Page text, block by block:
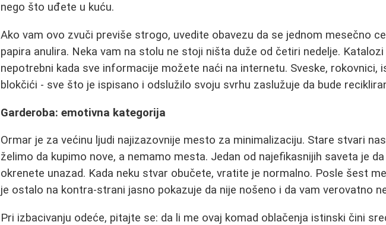
nego što uđete u kuću.
Ako vam ovo zvuči previše strogo, uvedite obavezu da se jednom mesečno
papira anulira. Neka vam na stolu ne stoji ništa duže od četiri nedelje.
nepotrebni kada sve informacije možete naći na internetu. Sveske, rokovnici,
blokčići - sve što je ispisano i odslužilo svoju svrhu zaslužuje da bude
Garderoba: emotivna kategorija
Ormar je za većinu ljudi najizazovnije mesto za minimalizaciju. Stare stvari
želimo da kupimo nove, a nemamo mesta. Jedan od najefikasnijih saveta je
okrenete unazad. Kada neku stvar obučete, vratite je normalno. Posle šest
je ostalo na kontra-strani jasno pokazuje da nije nošeno i da vam verovatno
Pri izbacivanju odeće, pitajte se: da li me ovaj komad oblačenja istinski čini